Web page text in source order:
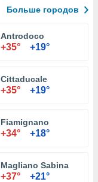
Больше городов
Antrodoco
+35° +19°
Cittaducale
+35° +19°
Fiamignano
+34° +18°
Magliano Sabina
+37° +21°